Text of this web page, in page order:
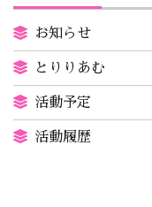
お知らせ
とりりあむ
活動予定
活動履歴